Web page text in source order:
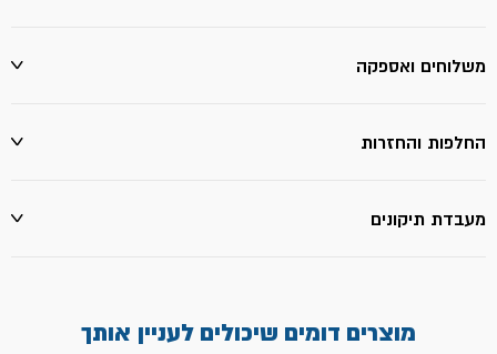
משלוחים ואספקה
החלפות והחזרות
מעבדת תיקונים
מוצרים דומים שיכולים לעניין אותך